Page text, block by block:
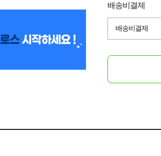
배송비결제
배송비결제